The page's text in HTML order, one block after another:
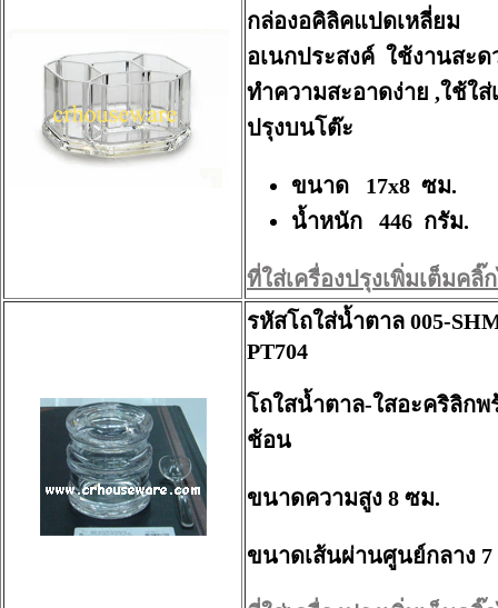
กล่องอคิลิคแปดเหลี่ยม
อเนกประสงค์ ใช้งานสะด
ทำความสะอาดง่าย ,ใช้ใส่
ปรุงบนโต๊ะ
ขนาด 17x8 ซม.
น้ำหนัก 446 กรัม.
ที่ใส่เครื่องปรุงเพิ่มเต็มคลิ๊
รหัสโถใส่น้ำตาล 005-
PT704
โถใสน้ำตาล-ใสอะคริลิกพ
ช้อน
ขนาดความสูง 8 ซม.
ขนาดเส้นผ่านศูนย์กลาง